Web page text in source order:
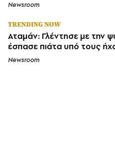
Newsroom
TRENDING NOW
Αταμάν: Γλέντησε με την
έσπασε πιάτα υπό τους
Newsroom